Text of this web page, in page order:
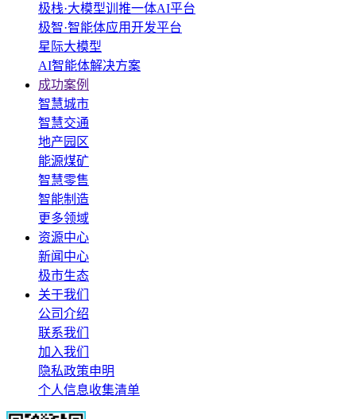
极栈·大模型训推一体AI平台
极智·智能体应用开发平台
星际大模型
AI智能体解决方案
成功案例
智慧城市
智慧交通
地产园区
能源煤矿
智慧零售
智能制造
更多领域
资源中心
新闻中心
极市生态
关于我们
公司介绍
联系我们
加入我们
隐私政策申明
个人信息收集清单